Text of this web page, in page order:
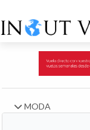
MODA